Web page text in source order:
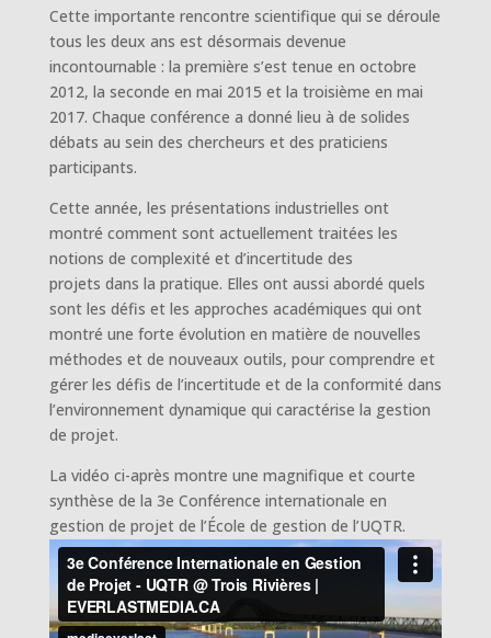
Cette importante rencontre scientifique qui se déroule
tous les deux ans est désormais devenue
incontournable : la première s’est tenue en octobre
2012, la seconde en mai 2015 et la troisième en mai
2017. Chaque conférence a donné lieu à de solides
débats au sein des chercheurs et des praticiens
participants.
Cette année, les présentations industrielles ont
montré comment sont actuellement traitées les
notions de complexité et d’incertitude des
projets dans la pratique. Elles ont aussi abordé quels
sont les défis et les approches académiques qui ont
montré une forte évolution en matière de nouvelles
méthodes et de nouveaux outils, pour comprendre et
gérer les défis de l’incertitude et de la conformité dans
l’environnement dynamique qui caractérise la gestion
de projet.
La vidéo ci-après montre une magnifique et courte
synthèse de la 3e Conférence internationale en
gestion de projet de l’École de gestion de l’UQTR.